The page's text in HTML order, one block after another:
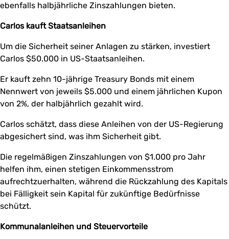
ebenfalls halbjährliche Zinszahlungen bieten.
Carlos kauft Staatsanleihen
Um die Sicherheit seiner Anlagen zu stärken, investiert
Carlos $50.000 in US-Staatsanleihen.
Er kauft zehn 10-jährige Treasury Bonds mit einem
Nennwert von jeweils $5.000 und einem jährlichen Kupon
von 2%, der halbjährlich gezahlt wird.
Carlos schätzt, dass diese Anleihen von der US-Regierung
abgesichert sind, was ihm Sicherheit gibt.
Die regelmäßigen Zinszahlungen von $1.000 pro Jahr
helfen ihm, einen stetigen Einkommensstrom
aufrechtzuerhalten, während die Rückzahlung des Kapitals
bei Fälligkeit sein Kapital für zukünftige Bedürfnisse
schützt.
Kommunalanleihen und Steuervorteile